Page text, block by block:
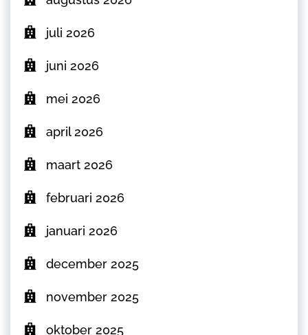
juli 2026
juni 2026
mei 2026
april 2026
maart 2026
februari 2026
januari 2026
december 2025
november 2025
oktober 2025